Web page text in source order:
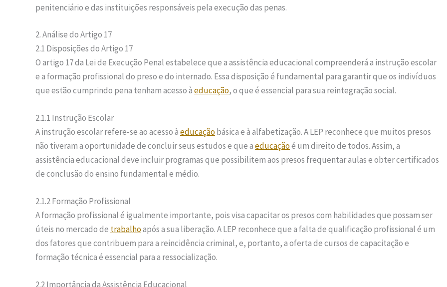
penitenciário e das instituições responsáveis pela execução das penas.
2. Análise do Artigo 17
2.1 Disposições do Artigo 17
O artigo 17 da Lei de Execução Penal estabelece que a assistência educacional compreenderá a instrução escolar
e a formação profissional do preso e do internado. Essa disposição é fundamental para garantir que os indivíduos
que estão cumprindo pena tenham acesso àeducação, o que é essencial para sua reintegração social.
2.1.1 Instrução Escolar
A instrução escolar refere-se ao acesso àeducaçãobásica e à alfabetização. A LEP reconhece que muitos presos
não tiveram a oportunidade de concluir seus estudos e que aeducaçãoé um direito de todos. Assim, a
assistência educacional deve incluir programas que possibilitem aos presos frequentar aulas e obter certificados
de conclusão do ensino fundamental e médio.
2.1.2 Formação Profissional
A formação profissional é igualmente importante, pois visa capacitar os presos com habilidades que possam ser
úteis no mercado de trabalhoapós a sua liberação. A LEP reconhece que a falta de qualificação profissional é um
dos fatores que contribuem para a reincidência criminal, e, portanto, a oferta de cursos de capacitação e
formação técnica é essencial para a ressocialização.
2.2 Importância da Assistência Educacional